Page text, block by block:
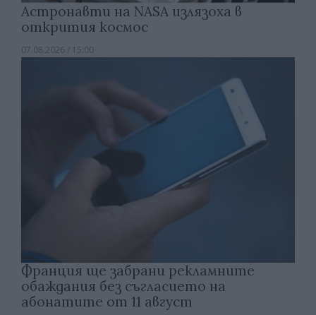
Астронавти на NASA излязоха в
открития космос
07.08.2026 / 15:00
Франция ще забрани рекламните
обаждания без съгласието на
абонатите от 11 август